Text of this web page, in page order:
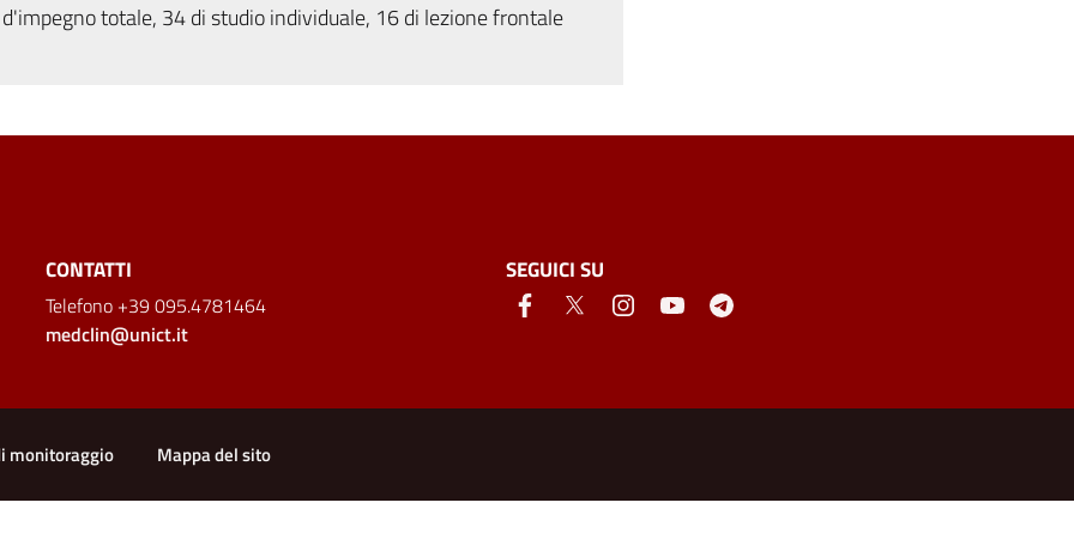
totale, 34 di studio individuale, 16 di lezione frontale
CONTATTI
Telefono +39 095.4781464
medclin@unict.it
SEGUICI SU
monitoraggio Mappa del sito